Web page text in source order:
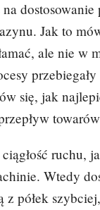
dostosowanie
Jak to
ale nie w
się, jak
ruchu,
Wtedy
z półek